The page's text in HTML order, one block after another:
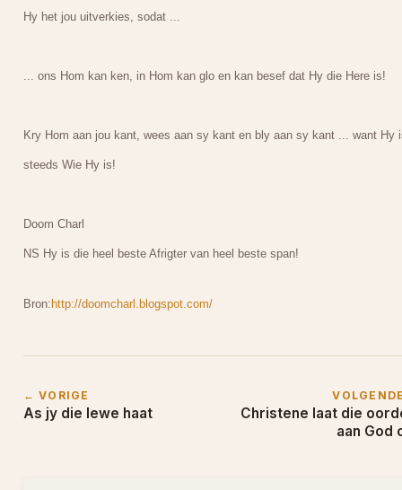
Hy het jou uitverkies, sodat ...
... ons Hom kan ken, in Hom kan glo en kan besef dat Hy die Here is!
Kry Hom aan jou kant, wees aan sy kant en bly aan sy kant ... want Hy
steeds Wie Hy is!
Doom Charl
NS Hy is die heel beste Afrigter van heel beste span!
Bron: http://doomcharl.blogspot.com/
← VORIGE
As jy die lewe haat
Christene laat die
aan God